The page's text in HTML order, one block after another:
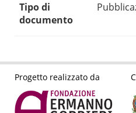
Tipo di
documento
Progetto realizzato da